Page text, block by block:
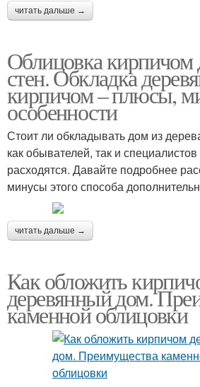
читать дальше →
Облицовка кирпичом
стен. Обкладка
кирпичом – плюсы,
особенности
Стоит ли обкладывать дом из
как обывателей, так и специалистов
расходятся. Давайте подробнее
минусы этого способа
читать дальше →
Как обложить
деревянный дом.
каменной облицовки